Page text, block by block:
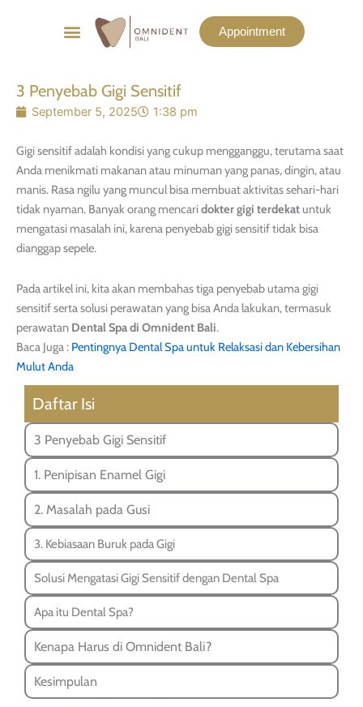
Menu Appointment
3 Penyebab Gigi Sensitif
September 5, 2025 1:38 pm
Gigi sensitif adalah kondisi yang cukup mengganggu, terutama saat
Anda menikmati makanan atau minuman yang panas, dingin, atau
manis. Rasa ngilu yang muncul bisa membuat aktivitas sehari-hari
tidak nyaman. Banyak orang mencaridokter gigi terdekatuntuk
mengatasi masalah ini, karena penyebab gigi sensitif tidak bisa
dianggap sepele.
Pada artikel ini, kita akan membahas tiga penyebab utama gigi
sensitif serta solusi perawatan yang bisa Anda lakukan, termasuk
perawatan Dental Spa di Omnident Bali.
Baca Juga : Pentingnya Dental Spa untuk Relaksasi dan Kebersihan
Mulut Anda
Daftar Isi
3 Penyebab Gigi Sensitif
1. Penipisan Enamel Gigi
2. Masalah pada Gusi
3. Kebiasaan Buruk pada Gigi
Solusi Mengatasi Gigi Sensitif dengan Dental Spa
Apa itu Dental Spa?
Kenapa Harus di Omnident Bali?
Kesimpulan